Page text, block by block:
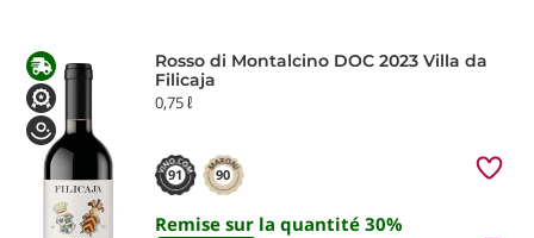
Rosso di Montalcino DOC 2023 Villa da
Filicaja
0,75 ℓ
91 90
Remise sur la quantité 30%